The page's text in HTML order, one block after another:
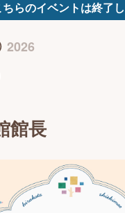
駅前図書館
のイベント・講座
らのイベントは終了
2026
館長